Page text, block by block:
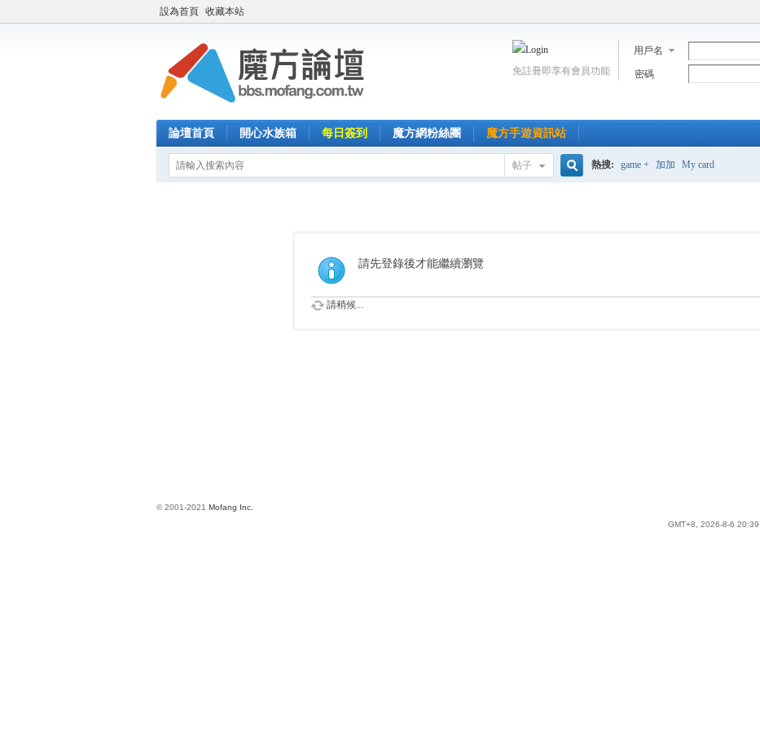
設為首頁 收藏本站
用戶名
密碼
免註冊即享有會員功能
論壇首頁 開心水族箱 每日簽到 魔方網粉絲團 魔方手遊資訊站
帖子 熱搜: game + 加加 My card
請先登錄後才能繼續瀏覽
請稍候...
GMT+8, 2026-8-6 20:39
© 2001-2021 Mofang Inc.